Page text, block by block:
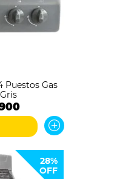
Puestos Gas
28%
OFF